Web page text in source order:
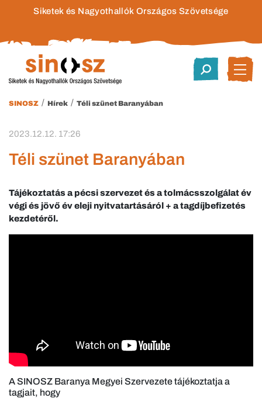
Siketek és Nagyothallók Országos Szövetsége
SINOSZ / Hírek / Téli szünet Baranyában
2023.12.12. 17:26
Téli szünet Baranyában
Tájékoztatás a pécsi szervezet és a tolmácsszolgálat év
végi és jövő év eleji nyitvatartásáról + a tagdíjbefizetés
kezdetéről.
A SINOSZ Baranya Megyei Szervezete tájékoztatja a
tagjait, hogy